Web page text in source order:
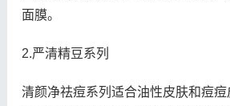
面膜。
2.严清精豆系列
清颜净祛痘系列适合油性皮肤和痘